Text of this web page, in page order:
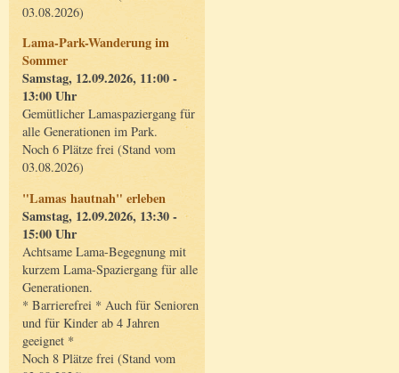
03.08.2026)
Lama-Park-Wanderung im
Sommer
Samstag, 12.09.2026, 11:00 -
13:00 Uhr
Gemütlicher Lamaspaziergang für
alle Generationen im Park.
Noch 6 Plätze frei (Stand vom
03.08.2026)
"Lamas hautnah" erleben
Samstag, 12.09.2026, 13:30 -
15:00 Uhr
Achtsame Lama-Begegnung mit
kurzem Lama-Spaziergang für alle
Generationen.
* Barrierefrei * Auch für Senioren
und für Kinder ab 4 Jahren
geeignet *
Noch 8 Plätze frei (Stand vom